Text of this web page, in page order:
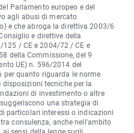
Parlamento europeo e del
agli abusi di mercato
e che abroga la direttiva 2003/6
e direttive della
/ CE e 2004/72 / CE e
della Commissione, del 9
UE) n. 596/2014 del
per quanto riguarda le norme
tecniche per la
di investimento o altre
una strategia di
particolari interessi o indicazioni
consulenza, anche nell'ambito